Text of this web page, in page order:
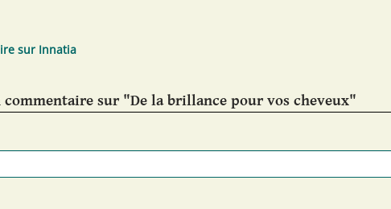
sur Innatia
commentaire sur "De la brillance pour vos cheveux"